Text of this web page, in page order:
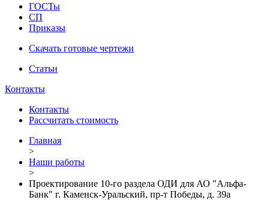
ГОСТы
СП
Приказы
Скачать готовые чертежи
Статьи
Контакты
Контакты
Рассчитать стоимость
Главная
>
Наши работы
>
Проектирование 10-го раздела ОДИ для АО "Альфа-
Банк" г. Каменск-Уральский, пр-т Победы, д. 39а